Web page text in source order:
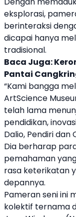
eksplorasi,
berinteraksi
dicapai hanya
tradisional.
Baca Juga:
Pantai
“Kami bangga
ArtScience
telah lama
pendidikan,
Dalio, Pendiri dan
Dia berharap
pemahaman
rasa keterikatan
depannya.
Pameran seni ini
kolektif ternama